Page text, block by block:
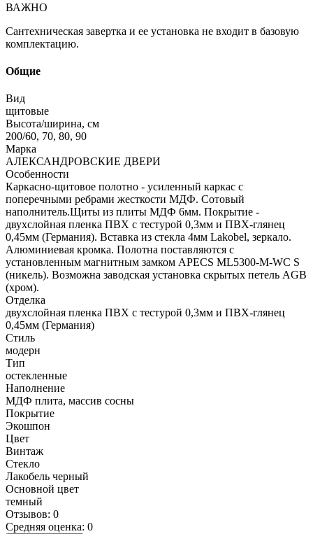
ВАЖНО
Сантехническая завертка и ее установка не входит в базовую
комплектацию.
Общие
Вид
щитовые
Высота/ширина, см
200/60, 70, 80, 90
Марка
АЛЕКСАНДРОВСКИЕ ДВЕРИ
Особенности
Каркасно-щитовое полотно - усиленный каркас с
поперечными ребрами жесткости МДФ. Сотовый
наполнитель.Щиты из плиты МДФ 6мм. Покрытие -
двухслойная пленка ПВХ с тестурой 0,3мм и ПВХ-глянец
0,45мм (Германия). Вставка из стекла 4мм Lakobel, зеркало.
Алюминиевая кромка. Полотна поставляются с
установленным магнитным замком APECS ML5300-M-WC S
(никель). Возможна заводская установка скрытых петель AGB
(хром).
Отделка
двухслойная пленка ПВХ с тестурой 0,3мм и ПВХ-глянец
0,45мм (Германия)
Стиль
модерн
Тип
остекленные
Наполнение
МДФ плита, массив сосны
Покрытие
Экошпон
Цвет
Винтаж
Стекло
Лакобель черный
Основной цвет
темный
Отзывов: 0
Средняя оценка: 0